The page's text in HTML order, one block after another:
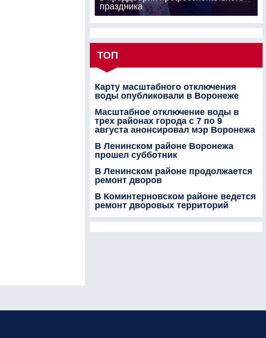
праздника
ТОП
Карту масштабного отключения
воды опубликовали в Воронеже
Масштабное отключение воды в
трех районах города с 7 по 9
августа анонсировал мэр Воронежа
В Ленинском районе Воронежа
прошел субботник
В Ленинском районе продолжается
ремонт дворов
В Коминтерновском районе ведется
ремонт дворовых территорий